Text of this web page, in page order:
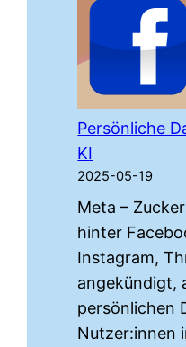
Persönliche
KI
2025-05-19
Meta –
hinter
Instagram,
angekündigt,
persönlichen
Nutzer:innen